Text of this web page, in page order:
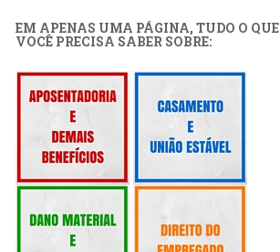
EM APENAS UMA PÁGINA, TUDO O QUE
VOCÊ PRECISA SABER SOBRE: